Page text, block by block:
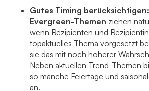
Gutes Timing berücksichtigen:
Evergreen-Themen ziehen
wenn Rezipienten und
topaktuelles Thema vorgesetzt
sie das mit noch höherer
Neben aktuellen Trend-Themen
so manche Feiertage und
an.